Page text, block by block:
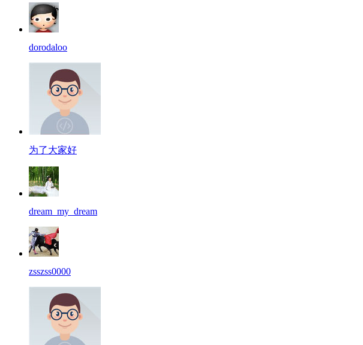
dorodaloo
为了大家好
dream_my_dream
zsszss0000